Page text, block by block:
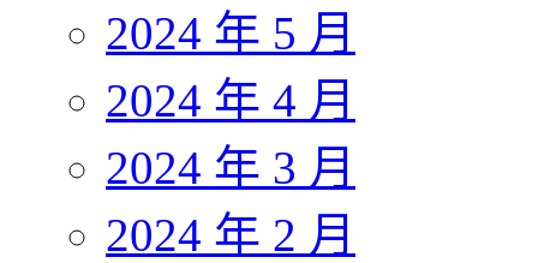
2024 年 5 月
2024 年 4 月
2024 年 3 月
2024 年 2 月